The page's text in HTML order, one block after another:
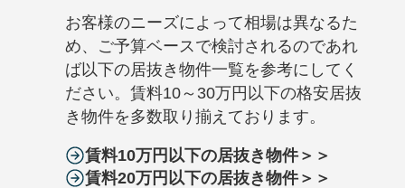
お客様のニーズによって相場は異なるた
め、ご予算ベースで検討されるのであれ
ば以下の居抜き物件一覧を参考にしてく
ださい。賃料10～30万円以下の格安居抜
き物件を多数取り揃えております。
賃料10万円以下の居抜き物件＞＞
賃料20万円以下の居抜き物件＞＞